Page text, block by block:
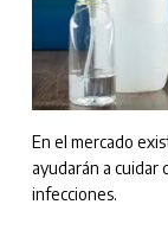
En el mercado
ayudarán a cuidar
infecciones.